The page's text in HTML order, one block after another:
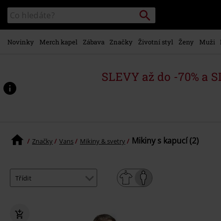
hlavnímu
obsahu
Katalog
vyhledávání
Vyhledávání
Novinky Merch kapel Zábava Značky Životní styl Ženy Muži
SLEVY až do -70% a
Značky Vans Mikiny & svetry Mikiny s kapucí (2)